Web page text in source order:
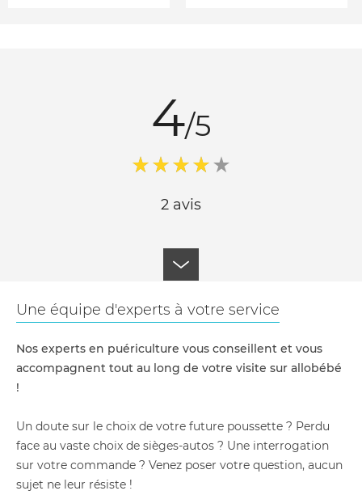
4/5
2 avis
Une équipe d'experts à votre service
Nos experts en puériculture vous conseillent et vous
accompagnent tout au long de votre visite sur allobébé
!
Un doute sur le choix de votre future poussette ? Perdu
face au vaste choix de sièges-autos ? Une interrogation
sur votre commande ? Venez poser votre question, aucun
sujet ne leur résiste !